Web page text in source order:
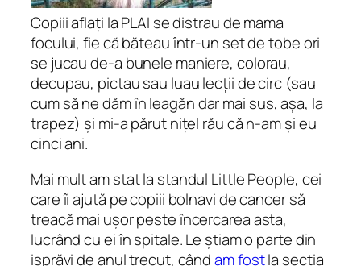
Copiii aflați la PLAI se distrau de mama
focului, fie că băteau într-un set de tobe ori
se jucau de-a bunele maniere, colorau,
decupau, pictau sau luau lecții de circ (sau
cum să ne dăm în leagăndar mai sus, așa, la
trapez) și mi-a părut nițel rău că n-am și eu
cinci ani.
Mai mult am stat la standul Little People, cei
care îi ajută pe copiii bolnavi de cancer să
treacă mai ușor peste încercarea asta,
lucrând cu ei în spitale. Le știam o parte din
isprăvi de anul trecut, cândam fostla secția